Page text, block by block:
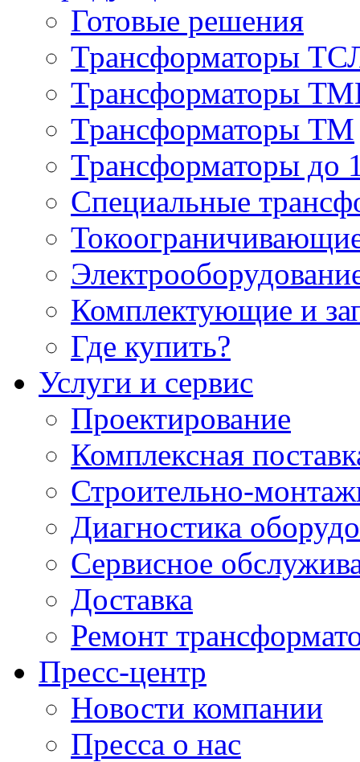
Готовые решения
Трансформаторы
Трансформаторы
Трансформаторы ТМ
Трансформаторы
Специальные
Комплектующие и
Где купить?
Услуги и сервис
Проектирование
Комплексная
Строительно-
Диагностика
Сервисное
Доставка
Ремонт
Пресс-центр
Новости компании
Пресса о нас